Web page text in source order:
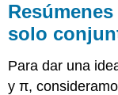
solo
Para dar una
y π,